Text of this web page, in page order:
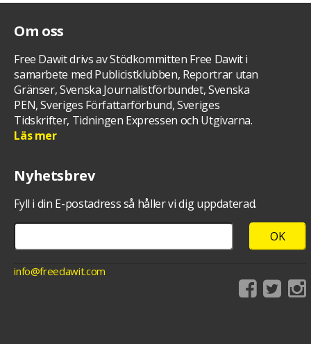
Om oss
Free Dawit drivs av Stödkommitten Free Dawit i
samarbete med Publicistklubben, Reportrar utan
Gränser, Svenska Journalistförbundet, Svenska
PEN, Sveriges Författarförbund, Sveriges
Tidskrifter, Tidningen Expressen och Utgivarna.
Läs mer
Nyhetsbrev
Fyll i din E-postadress så håller vi dig uppdaterad.
info@freedawit.com